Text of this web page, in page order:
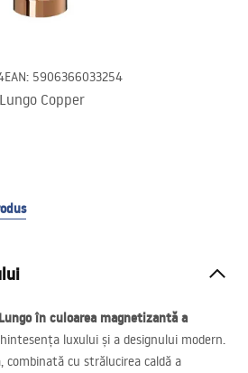
EAN: 5906366033254
Copper
în culoarea magnetizantă a
luxului și a designului modern.
combinată cu strălucirea caldă a